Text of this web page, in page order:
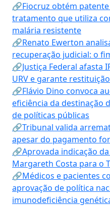
🔗Fiocruz obtém
tratamento que utiliza
malária resistente
🔗Renato Ewerton
recuperação judicial: o
🔗Justiça Federal afasta
URV e garante
🔗Flávio Dino convoca
eficiência da destinação
de políticas públicas
🔗Tribunal valida
apesar do pagamento
🔗Aprovada indicação
Margareth Costa para o
🔗Médicos e pacientes
aprovação de política
imunodeficiência